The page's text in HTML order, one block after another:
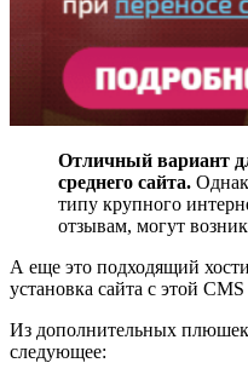
Отличный вариант
среднего сайта.
типу крупного
отзывам, могут
А еще это подходящий
установка сайта с этой
Из дополнительных
следующее: